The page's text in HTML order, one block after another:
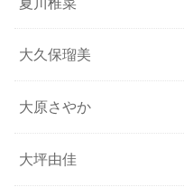
大久保瑠美
大原さやか
大坪由佳